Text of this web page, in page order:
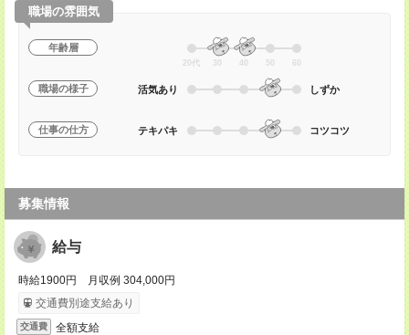
職場の雰囲気
年齢層
20代 30 40 50 60
職場の様子 活気あり しずか
仕事の仕方 テキパキ コツコツ
募集情報
給与
時給1900円 月収例 304,000円
交通費別途支給あり
交通費 全額支給